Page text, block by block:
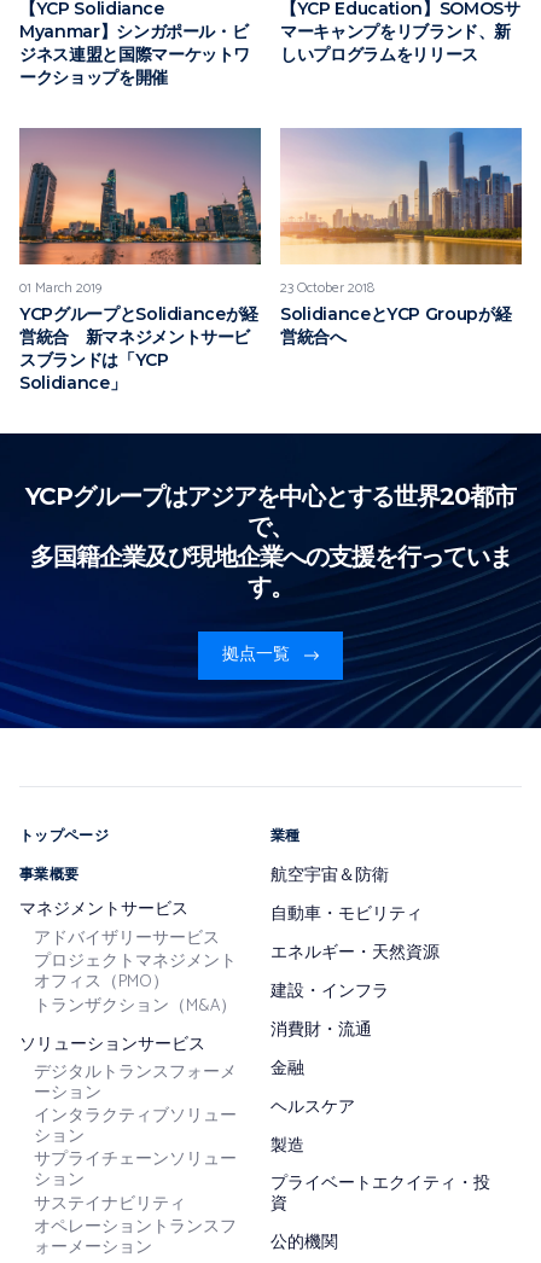
【YCP Solidiance
Myanmar】シンガポール・ビ
ジネス連盟と国際マーケットワ
ークショップを開催
【YCP Education】SOMOSサ
マーキャンプをリブランド、新
しいプログラムをリリース
01 March 2019
YCPグループとSolidianceが経
営統合 新マネジメントサービ
スブランドは「YCP
Solidiance」
23 October 2018
SolidianceとYCP Groupが経
営統合へ
YCPグループはアジアを中心とする世界20都市
で、
多国籍企業及び現地企業への支援を行っていま
す。
拠点一覧
トップページ
事業概要
マネジメントサービス
アドバイザリーサービス
プロジェクトマネジメント
オフィス（PMO）
トランザクション（M&A）
ソリューションサービス
デジタルトランスフォーメ
ーション
インタラクティブソリュー
ション
サプライチェーンソリュー
ション
サステイナビリティ
オペレーショントランスフ
ォーメーション
業種
航空宇宙＆防衛
自動車・モビリティ
エネルギー・天然資源
建設・インフラ
消費財・流通
金融
ヘルスケア
製造
プライベートエクイティ・投
資
公的機関